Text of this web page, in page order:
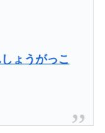
ょうがっこ